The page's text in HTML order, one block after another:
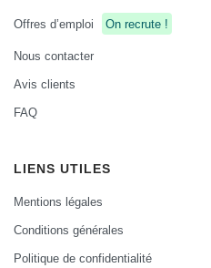
Offres d’emploi
On recrute !
Nous contacter
Avis clients
FAQ
LIENS UTILES
Mentions légales
Conditions générales
Politique de confidentialité